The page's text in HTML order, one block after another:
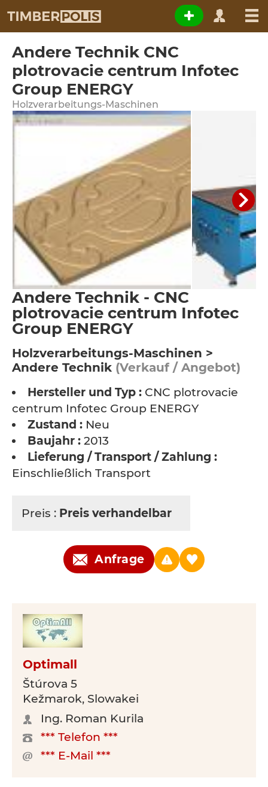
Andere Technik CNC
plotrovacie centrum Infotec
Group ENERGY
Holzverarbeitungs-Maschinen
Andere Technik - CNC
plotrovacie centrum Infotec
Group ENERGY
Holzverarbeitungs-Maschinen >
Andere Technik (Verkauf / Angebot)
Hersteller und Typ : CNC plotrovacie
centrum Infotec Group ENERGY
Zustand : Neu
Baujahr : 2013
Lieferung / Transport / Zahlung :
Einschließlich Transport
Preis : Preis verhandelbar
Anfrage
Optimall
Štúrova 5
Kežmarok, Slowakei
Ing. Roman Kurila
*** Telefon ***
*** E-Mail ***